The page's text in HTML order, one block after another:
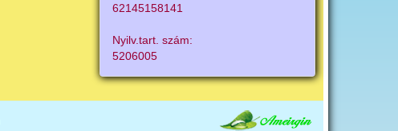
62145158141
Nyilv.tart. szám:
5206005